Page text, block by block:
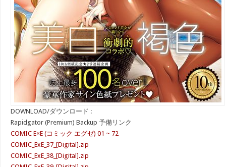
DOWNLOAD/ダウンロード :
Rapidgator (Premium) Backup 予備リンク
COMIC E×E (コミック エグゼ) 01 ~ 72
COMIC_ExE_37_[Digital].zip
COMIC_ExE_38_[Digital].zip